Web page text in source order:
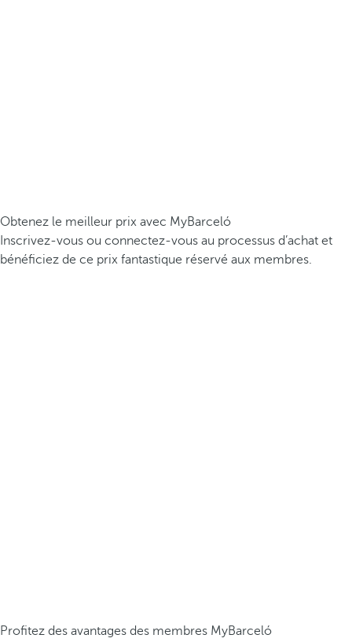
Obtenez le meilleur prix avec MyBarceló
Inscrivez-vous ou connectez-vous au processus d’achat et
bénéficiez de ce prix fantastique réservé aux membres.
Profitez des avantages des membres MyBarceló